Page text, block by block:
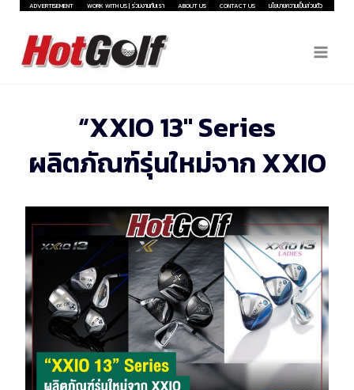
Skip
content
ADVERTISEMENT WORK WITH US | ร่วมงานกับเรา ABOUT US CONTACT US นโยบายความเป็นส่วนตัว
“XXIO 13″ Series
ผลิตภัณฑ์รุ่นใหม่จาก XXIO